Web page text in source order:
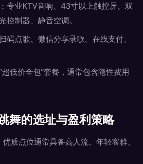
专业KTV音响、43寸以上触控屏、双
控制器、静音空调。
码点歌、微信分享录歌、在线支付、
低价全包”套餐，通常包含隐性费用
舞的选址与盈利策略
质点位通常具备高人流、年轻客群、